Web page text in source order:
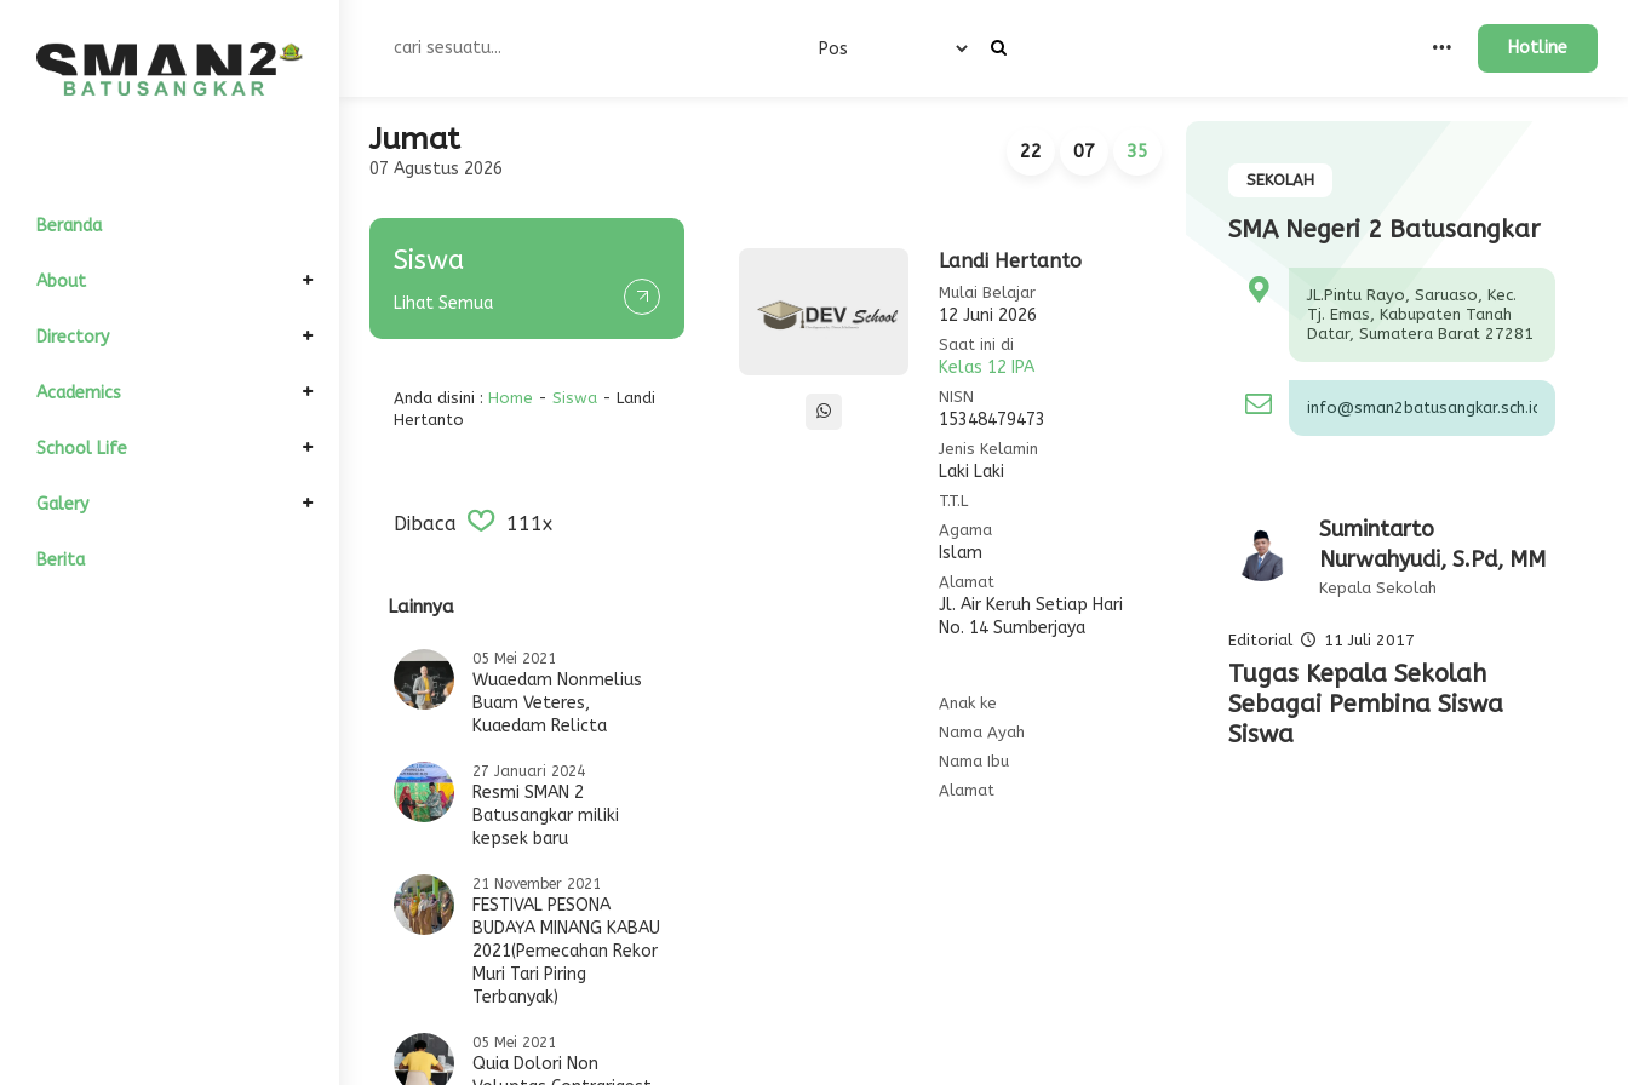
Beranda
About
Elemen Pimpinan
Komite Sekolah
Kepala Sekolah
Wakil Kurikulum
Wakil Kesiswaan
Informasi Umum
Sejarah
Visi dan Misi
Tujuan Sekolah
Struktur Organisasi
Kondisi Siswa
Motto
Directory
GTK
All Siswa
Download
Alumni
Academics
Kalender Akademik
Departement
IPA
School Life
Fasilitas
Agenda
Galery
Photo
Berita
Hotline
Jumat
07 Agustus 2026
22 07 35
Landi Hertanto
Mulai Belajar
12 Juni 2026
Saat ini di
Kelas 12 IPA
NISN
15348479473
Jenis Kelamin
Laki Laki
T.T.L
Agama
Islam
Alamat
Jl. Air Keruh Setiap Hari
No. 14 Sumberjaya
Anak ke
Nama Ayah
Nama Ibu
Alamat
Siswa
Lihat Semua
Anda disini : Home - Siswa - Landi
Hertanto
Dibaca 111x
Lainnya
05 Mei 2021
Wuaedam Nonmelius
Buam Veteres,
Kuaedam Relicta
27 Januari 2024
Resmi SMAN 2
Batusangkar miliki
kepsek baru
21 November 2021
FESTIVAL PESONA
BUDAYA MINANG KABAU
2021(Pemecahan Rekor
Muri Tari Piring
Terbanyak)
05 Mei 2021
Quia Dolori Non
SEKOLAH
SMA Negeri 2 Batusangkar
JL.Pintu Rayo, Saruaso, Kec.
Tj. Emas, Kabupaten Tanah
Datar, Sumatera Barat 27281
info@sman2batusangkar.sch.id
Sumintarto
Nurwahyudi, S.Pd, MM
Kepala Sekolah
Pelajaran Serta
Keteladanan Dari Para
Pahlawan
Editorial 11 Juli 2017
Tugas Kepala Sekolah
Sebagai Pembina Siswa
Siswa
Editorial Oleh Kepala
Sekolah
Membentuk Karakter Siswa
Di Sekolah